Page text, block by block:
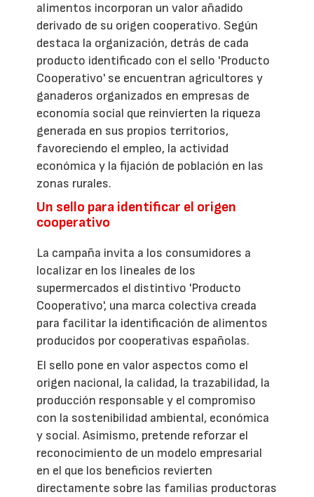
alimentos incorporan un valor añadido
derivado de su origen cooperativo. Según
destaca la organización, detrás de cada
producto identificado con el sello 'Producto
Cooperativo' se encuentran agricultores y
ganaderos organizados en empresas de
economía social que reinvierten la riqueza
generada en sus propios territorios,
favoreciendo el empleo, la actividad
económica y la fijación de población en las
zonas rurales.
Un sello para identificar el origen
cooperativo
La campaña invita a los consumidores a
localizar en los lineales de los
supermercados el distintivo 'Producto
Cooperativo', una marca colectiva creada
para facilitar la identificación de alimentos
producidos por cooperativas españolas.
El sello pone en valor aspectos como el
origen nacional, la calidad, la trazabilidad, la
producción responsable y el compromiso
con la sostenibilidad ambiental, económica
y social. Asimismo, pretende reforzar el
reconocimiento de un modelo empresarial
en el que los beneficios revierten
directamente sobre las familias productoras